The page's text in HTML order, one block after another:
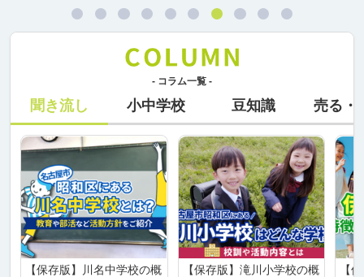
- コラム一覧 -
聞き流し 小中学校 豆知識 売る・
【保存版】川名中学校の概
【保存版】滝川小学校の概
【